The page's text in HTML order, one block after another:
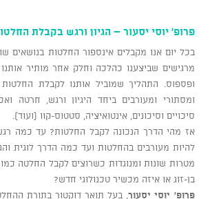
פרופ' יוסי יסעור – הגיון ורגש בקבלת
בכל יום אנו מקבלים אינספור החלטות בנושאים
מרגישים שביצענו כהלכה וחלק אחר מותיר
ופספוס. התהליך שמוביל אותנו לקבלת
ומסתורי ומעורבים ביחד היגיון ורגש, חרטה
סיכויים וסיכונים, אינטואיציה, סטטוס-קוו (ועוד).
אז מהי הדרך הנכונה לקבל החלטות? עד כמה רגש
להיות מעורבים בהחלטות ועד כמה הדרך לוגית
מטרות שונות ומנוגדות כשרוצים לקבל החלטה
בן-זוג או איזה מכשיר טכנולוגי חדש?
פרופ' יוסי יסעור, בעל תואר דוקטור בתורת